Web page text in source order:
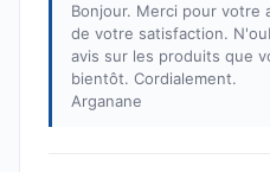
Bonjour. Merci pour votre
de votre satisfaction.
avis sur les produits que
bientôt. Cordialement.
Arganane